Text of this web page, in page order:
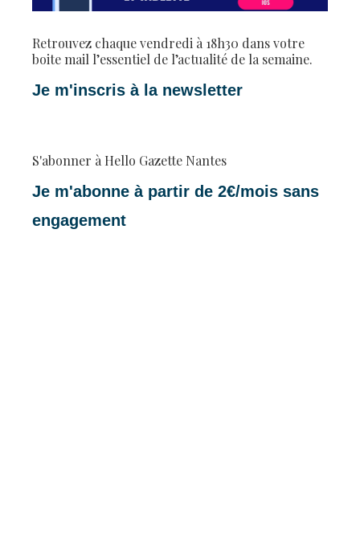
Retrouvez chaque vendredi à 18h30 dans votre
boite mail l’essentiel de l’actualité de la semaine.
Je m'inscris à la newsletter
S'abonner à Hello Gazette Nantes
Je m'abonne à partir de 2€/mois sans
engagement